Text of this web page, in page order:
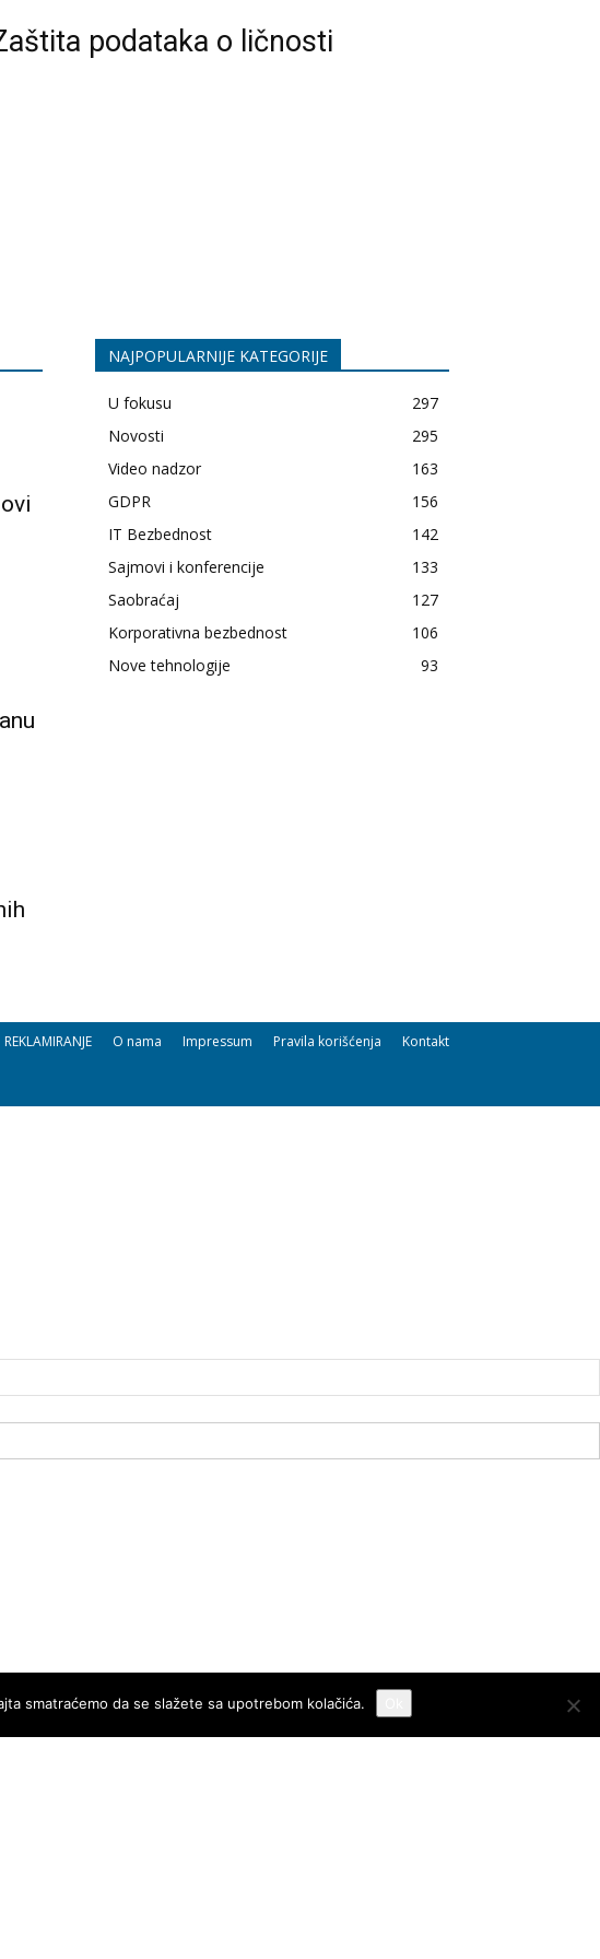
podataka o ličnosti
NAJPOPULARNIJE KATEGORIJE
U fokusu
297
Novosti
295
Video nadzor
163
GDPR
156
IT Bezbednost
142
Sajmovi i konferencije
133
Saobraćaj
127
Korporativna bezbednost
106
Nove tehnologije
93
REKLAMIRANJE O nama Impressum Pravila korišćenja Kontakt
smatraćemo da se slažete sa upotrebom kolačića.